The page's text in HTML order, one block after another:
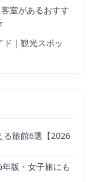
室があるおすす
ド｜観光スポッ
る旅館6選【2026
版・女子旅にも